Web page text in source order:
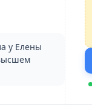
у Елены